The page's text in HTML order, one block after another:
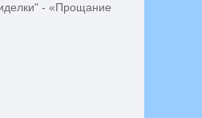
- «Прощание